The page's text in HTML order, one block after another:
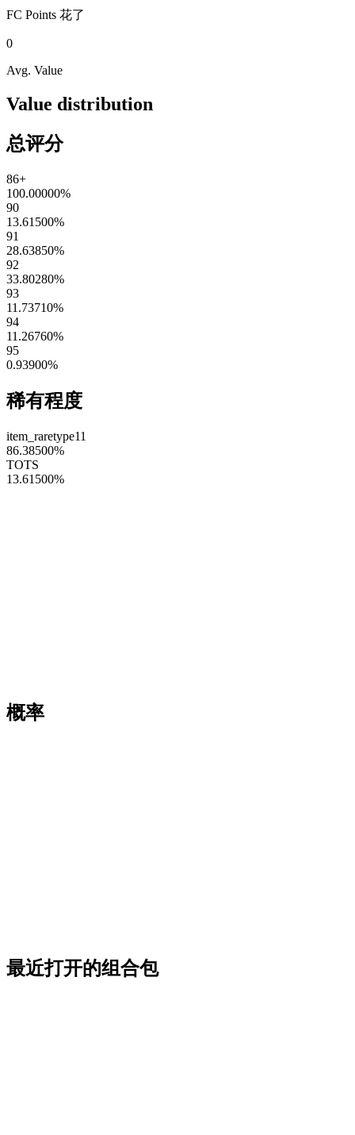
FC Points 花了
0
Avg. Value
Value distribution
总评分
86+
100.00000%
90
13.61500%
91
28.63850%
92
33.80280%
93
11.73710%
94
11.26760%
95
0.93900%
稀有程度
item_raretype11
86.38500%
TOTS
13.61500%
概率
最近打开的组合包